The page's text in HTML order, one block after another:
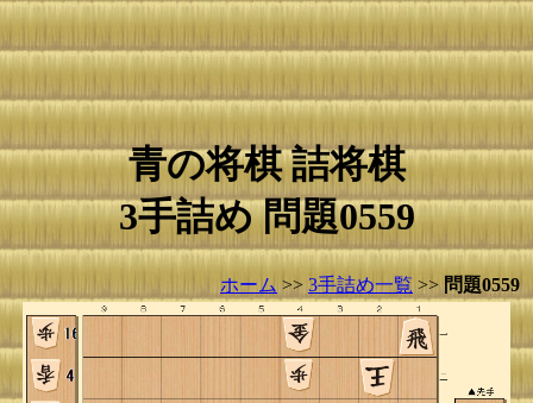
青の将棋 詰将棋
3手詰め 問題0559
ホーム >> 3手詰め一覧 >> 問題0559